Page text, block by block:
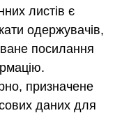
листів є
одержувачів,
посилання
призначене
даних для